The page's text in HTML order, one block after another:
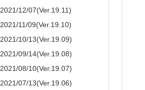
2021/12/07(Ver.19.11)
2021/11/09(Ver.19.10)
2021/10/13(Ver.19.09)
2021/09/14(Ver.19.08)
2021/08/10(Ver.19.07)
2021/07/13(Ver.19.06)